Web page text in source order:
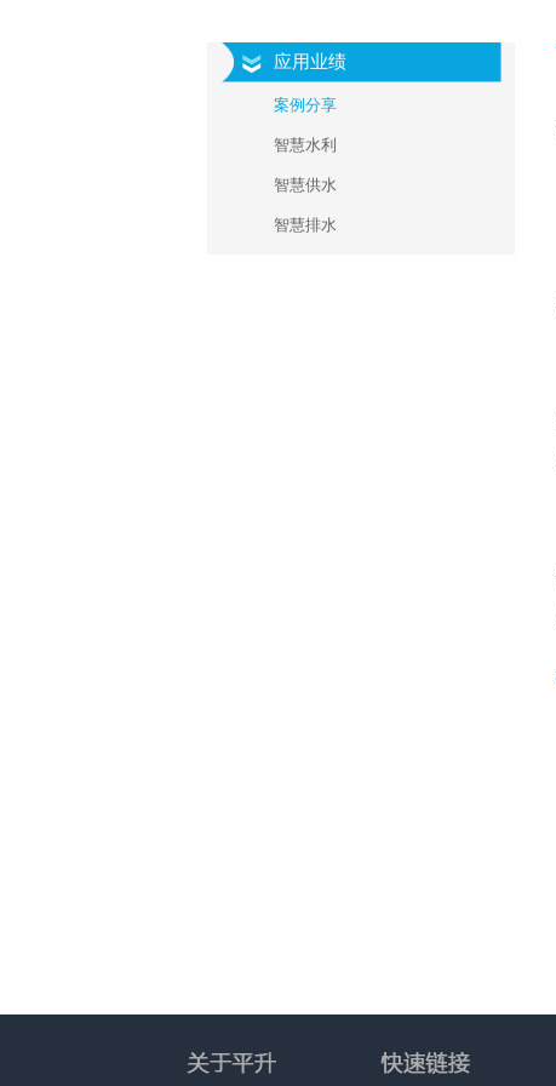
应用业绩
案例分享
智慧水利
智慧供水
智慧排水